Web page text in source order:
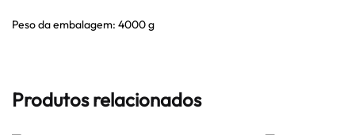
Peso da embalagem: 4000 g
Produtos relacionados